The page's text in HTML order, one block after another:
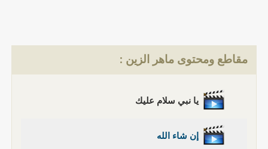
مقاطع ومحتوى ماهر الزين :
يا نبي سلام عليك
إن شاء الله